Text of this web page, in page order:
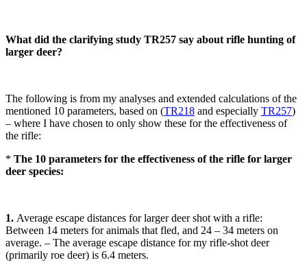
What did the clarifying study TR257 say about rifle hunting of
larger deer?
The following is from my analyses and extended calculations of the
mentioned 10 parameters, based on (TR218 and especially TR257)
– where I have chosen to only show these for the effectiveness of
the rifle:
* The 10 parameters for the effectiveness of the rifle for larger
deer species:
1. Average escape distances for larger deer shot with a rifle:
Between 14 meters for animals that fled, and 24 – 34 meters on
average. – The average escape distance for my rifle-shot deer
(primarily roe deer) is 6.4 meters.